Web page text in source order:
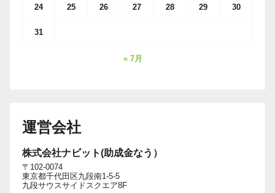
24 25 26 27 28 29 30
31
« 7月
運営会社
株式会社ナビット(助成金なう）
〒102-0074
東京都千代田区九段南1-5-5
九段サウスサイドスクエア8F